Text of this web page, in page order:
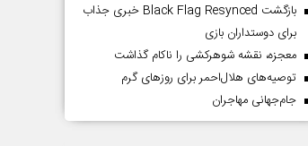
بازگشت Black Flag Resynced خبری جذاب
برای دوستداران بازی
معجزه، نقشه شوهرکشی را ناکام گذاشت
توصیه‌های هلال‌احمر برای روز‌های گرم
جام‌جهانی مهاجران